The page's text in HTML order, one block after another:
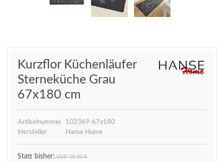
Kurzflor Küchenläufer
Sterneküche Grau
67x180 cm
Artikelnummer
102369-67x180
Hersteller
Hanse Home
UVP 59,90 €